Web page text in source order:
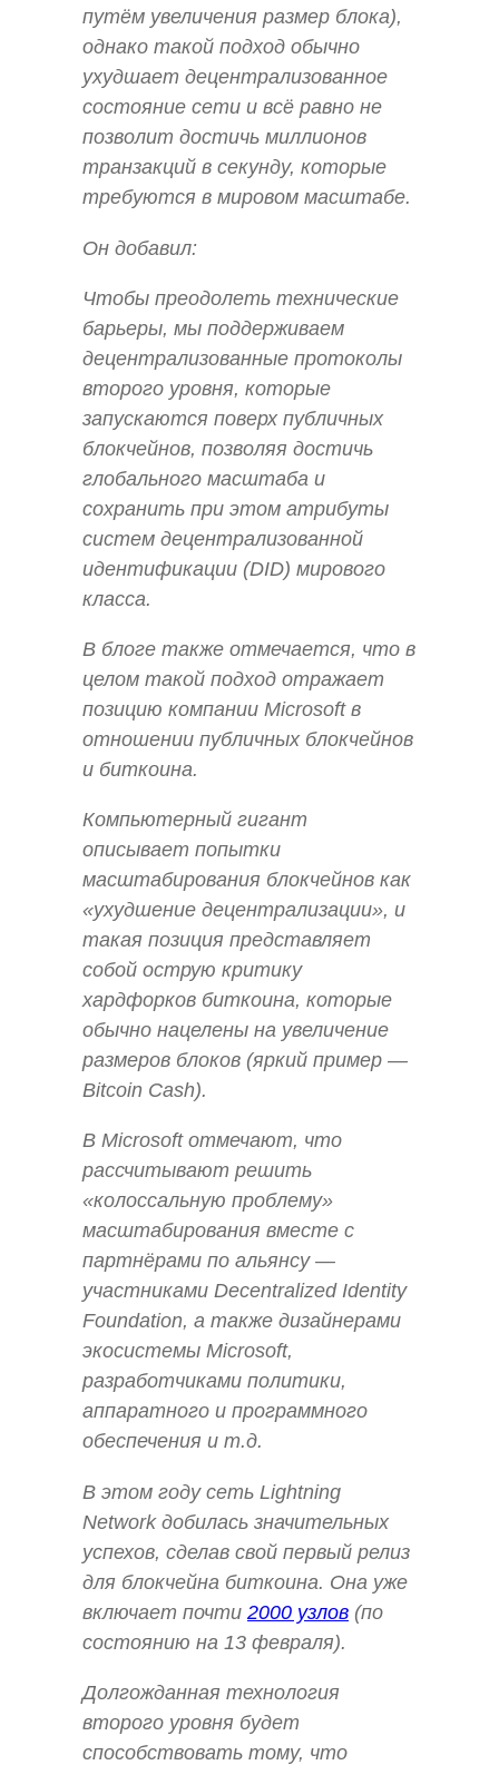
путём увеличения размер блока),
однако такой подход обычно
ухудшает децентрализованное
состояние сети и всё равно не
позволит достичь миллионов
транзакций в секунду, которые
требуются в мировом масштабе.
Он добавил:
Чтобы преодолеть технические
барьеры, мы поддерживаем
децентрализованные протоколы
второго уровня, которые
запускаются поверх публичных
блокчейнов, позволяя достичь
глобального масштаба и
сохранить при этом атрибуты
систем децентрализованной
идентификации (DID) мирового
класса.
В блоге также отмечается, что в
целом такой подход отражает
позицию компании Microsoft в
отношении публичных блокчейнов
и биткоина.
Компьютерный гигант
описывает попытки
масштабирования блокчейнов как
«ухудшение децентрализации», и
такая позиция представляет
собой острую критику
хардфорков биткоина, которые
обычно нацелены на увеличение
размеров блоков (яркий пример —
Bitcoin Cash).
В Microsoft отмечают, что
рассчитывают решить
«колоссальную проблему»
масштабирования вместе с
партнёрами по альянсу —
участниками Decentralized Identity
Foundation, а также дизайнерами
экосистемы Microsoft,
разработчиками политики,
аппаратного и программного
обеспечения и т.д.
В этом году сеть Lightning
Network добилась значительных
успехов, сделав свой первый релиз
для блокчейна биткоина. Она уже
включает почти 2000 узлов (по
состоянию на 13 февраля).
Долгожданная технология
второго уровня будет
способствовать тому, что